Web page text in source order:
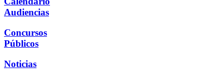
Audiencias
Concursos
Públicos
Noticias